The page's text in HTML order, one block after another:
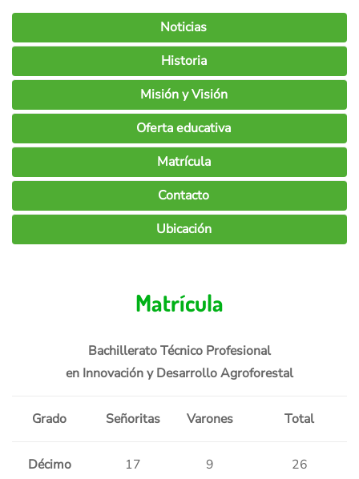
Matrícula
Bachillerato Técnico Profesional
en Innovación y Desarrollo Agroforestal
Grado Señoritas Varones Total
Décimo 17 9 26
Noticias
Historia
Misión y Visión
Oferta educativa
Matrícula
Contacto
Ubicación